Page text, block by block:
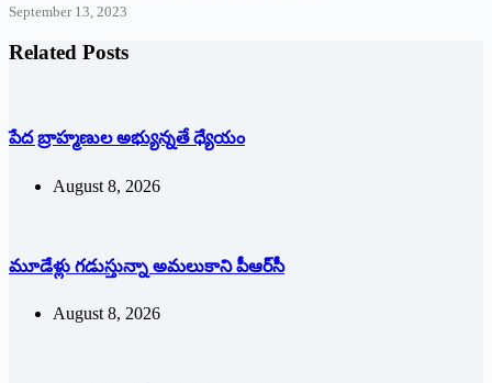
September 13, 2023
Related Posts
పేద బ్రాహ్మణుల అభ్యున్నతే ధ్యేయం
August 8, 2026
మూడేళ్లు గ‌డుస్తున్నా అమ‌లుకాని పీఆర్‌సీ
August 8, 2026